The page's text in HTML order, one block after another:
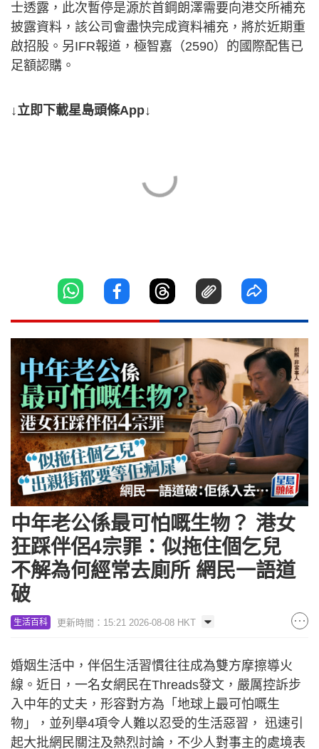
士透露，此次暫停是源於首鋼朗澤需要向港交所補充
披露資料，該公司會盡快完成資料補充，將於近期重
啟招股。另IFR報道，極智嘉（2590）的國際配售已
足額認購。
↓立即下載星島頭條App↓
中年老公係最可怕嘅生物？ 港女
狂踩伴侶4宗罪：似拖住個乞兒
不解為何經常去廁所 網民一語道
破
生活百科 更新時間：15:21 2026-08-08 HKT
婚姻生活中，伴侶生活習慣往往成為雙方摩擦導火
線。近日，一名女網民在Threads發文，嚴厲控訴步
入中年的丈夫，形容對方為「地球上最可怕嘅生
物」，並列舉4項令人難以忍受的生活惡習， 迅速引
起大批網民關注及熱烈討論，不少人對事主的處境表